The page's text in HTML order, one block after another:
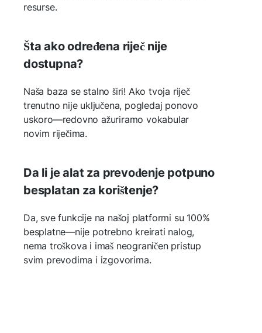
resurse.
Šta ako određena riječ nije
dostupna?
Naša baza se stalno širi! Ako tvoja riječ
trenutno nije uključena, pogledaj ponovo
uskoro—redovno ažuriramo vokabular
novim riječima.
Da li je alat za prevođenje potpuno
besplatan za korištenje?
Da, sve funkcije na našoj platformi su 100%
besplatne—nije potrebno kreirati nalog,
nema troškova i imaš neograničen pristup
svim prevodima i izgovorima.